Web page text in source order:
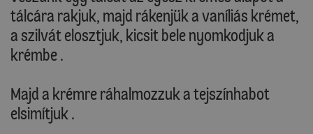
tálcára rakjuk, majd rákenjük a vaníliás krémet,
a szilvát elosztjuk, kicsit bele nyomkodjuk a
krémbe .
Majd a krémre ráhalmozzuk a tejszínhabot
elsimítjuk .